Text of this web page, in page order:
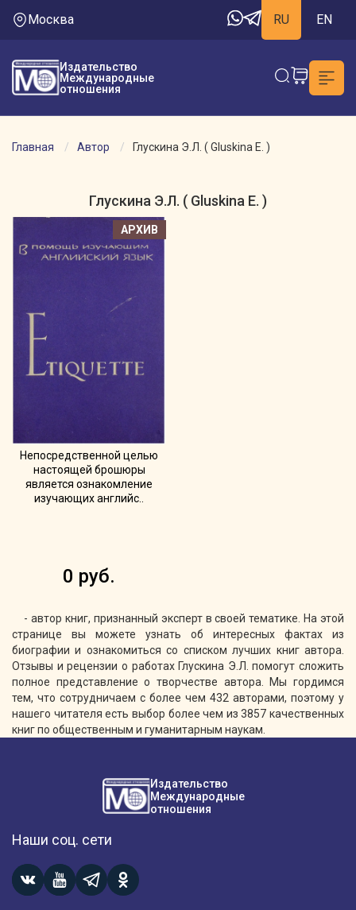
Москва RU EN
Издательство
Международные
отношения
Главная Автор Глускина Э.Л. ( Gluskina E. )
Глускина Э.Л. ( Gluskina E. )
АРХИВ
Непосредственной целью
настоящей брошюры
является ознакомление
изучающих английс..
0 руб.
- автор книг, признанный эксперт в своей тематике. На этой
странице вы можете узнать об интересных фактах из
биографии и ознакомиться со списком лучших книг автора.
Отзывы и рецензии о работах Глускина Э.Л. помогут сложить
полное представление о творчестве автора. Мы гордимся
тем, что сотрудничаем с более чем 432 авторами, поэтому у
нашего читателя есть выбор более чем из 3857 качественных
книг по общественным и гуманитарным наукам.
Издательство
Международные
отношения
Наши соц. сети